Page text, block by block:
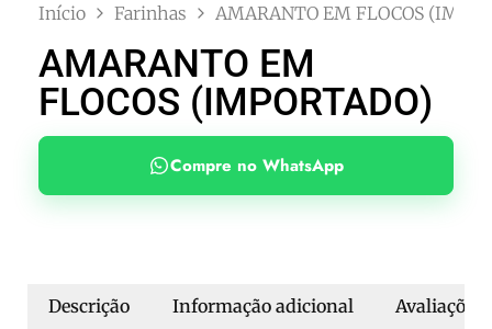
Início Farinhas AMARANTO EM FLOCOS
AMARANTO EM
FLOCOS (IMPORTADO)
Compre no WhatsApp
Descrição Informação adicional Avaliações